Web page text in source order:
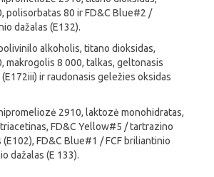
polisorbatas 80 ir FD&C Blue#2 /
dažalas (E132).
alkoholis, titano dioksidas,
makrogolis 8 000, talkas, geltonasis
ir raudonasis geležies oksidas
2910, laktozė monohidratas,
FD&C Yellow#5 / tartrazino
FD&C Blue#1 / FCF briliantinio
dažalas (E 133).